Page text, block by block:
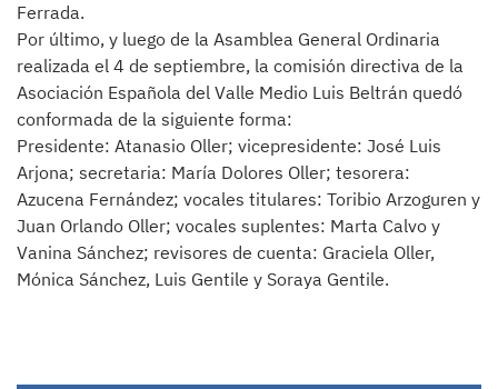
Ferrada.
Por último, y luego de la Asamblea General Ordinaria
realizada el 4 de septiembre, la comisión directiva de la
Asociación Española del Valle Medio Luis Beltrán quedó
conformada de la siguiente forma:
Presidente: Atanasio Oller; vicepresidente: José Luis
Arjona; secretaria: María Dolores Oller; tesorera:
Azucena Fernández; vocales titulares: Toribio Arzoguren y
Juan Orlando Oller; vocales suplentes: Marta Calvo y
Vanina Sánchez; revisores de cuenta: Graciela Oller,
Mónica Sánchez, Luis Gentile y Soraya Gentile.